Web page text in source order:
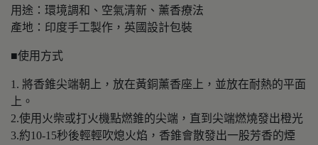
用途：環境調和、空氣清新、薰香療法
產地：印度手工製作，英國設計包裝
■使用方式
1. 將香錐尖端朝上，放在黃銅薰香座上，並放在耐熱的平面
上。
2.使用火柴或打火機點燃錐的尖端，直到尖端燃燒發出橙光
3.約10-15秒後輕輕吹熄火焰，香錐會散發出一股芳香的煙